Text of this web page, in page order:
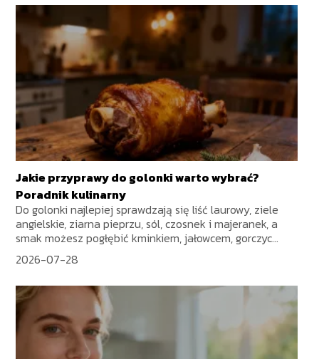
Jakie przyprawy do golonki warto wybrać?
Poradnik kulinarny
Do golonki najlepiej sprawdzają się liść laurowy, ziele
angielskie, ziarna pieprzu, sól, czosnek i majeranek, a
smak możesz pogłębić kminkiem, jałowcem, gorczyc...
2026-07-28